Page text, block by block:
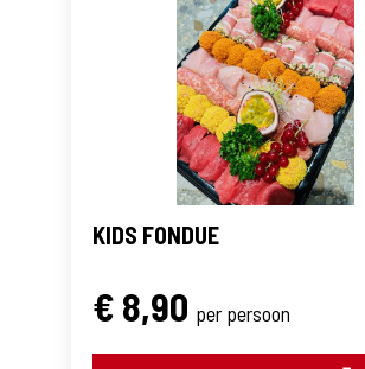
KIDS FONDUE
€ 8,90 per persoon